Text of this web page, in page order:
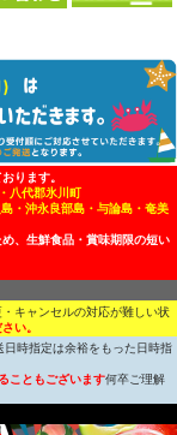
ります。
八代郡氷川町
・沖永良部島・与論島・奄美
、生鮮食品・賞味期限の短い
キャンセルの対応が難しい状
い。
日時指定は余裕をもった日時指
こともございます何卒ご理解